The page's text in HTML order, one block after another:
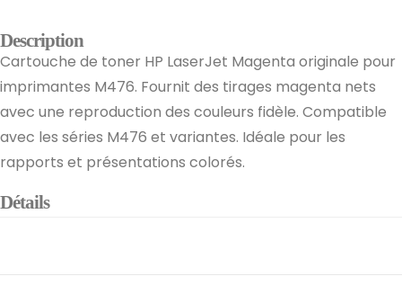
Description
Cartouche de toner HP LaserJet Magenta originale pour
imprimantes M476. Fournit des tirages magenta nets
avec une reproduction des couleurs fidèle. Compatible
avec les séries M476 et variantes. Idéale pour les
rapports et présentations colorés.
Détails